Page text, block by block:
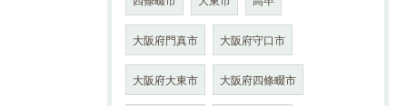
大阪府門真市 大阪府守口市
大阪府大東市 大阪府四條畷市